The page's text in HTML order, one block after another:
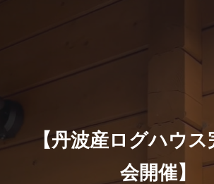
【丹波産ログハウ
会開催】